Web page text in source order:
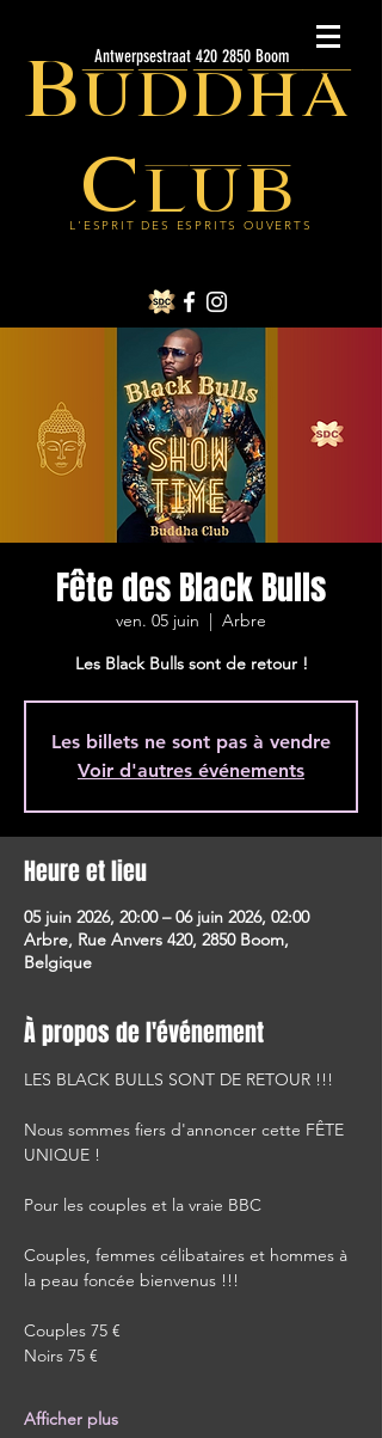
Buddha
Club
L'ESPRIT DES ESPRITS OUVERTS
Antwerpsestraat 420 2850 Boom
Fête des Black Bulls
ven. 05 juin
  |
Arbre
Les Black Bulls sont de retour !
Les billets ne sont pas à vendre
Voir d'autres événements
Heure et lieu
05 juin 2026, 20:00 – 06 juin 2026, 02:00
Arbre, Rue Anvers 420, 2850 Boom,
Belgique
À propos de l'événement
LES BLACK BULLS SONT DE RETOUR !!!
Nous sommes fiers d'annoncer cette FÊTE
UNIQUE !
Pour les couples et la vraie BBC
Couples, femmes célibataires et hommes à
la peau foncée bienvenus !!!
Couples 75 €
Noirs 75 €
Afficher plus